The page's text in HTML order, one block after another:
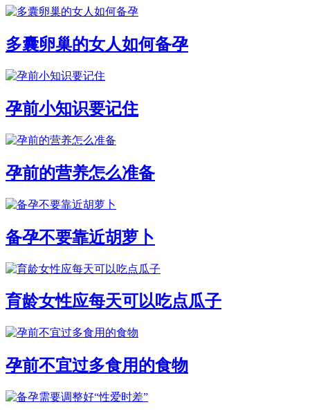
多囊卵巢的女人如何备孕
孕前小知识要记住
孕前的营养怎么准备
备孕不要靠近胡萝卜
育龄女性应每天可以吃点瓜子
孕前不宜过多食用的食物